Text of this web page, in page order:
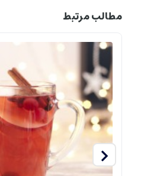
مطالب مرتبط